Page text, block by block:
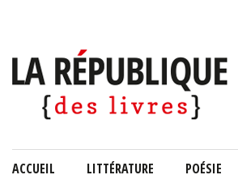
ACCUEIL LITTÉRATURE POÉSIE